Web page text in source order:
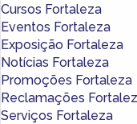
Cursos Fortaleza
Eventos Fortaleza
Exposição Fortaleza
Notícias Fortaleza
Promoções Fortaleza
Reclamações
Serviços Fortaleza